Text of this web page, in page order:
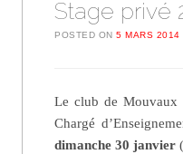
Stage privé
POSTED ON5 MARS 2014
Le club de Mouvaux
Chargé
dimanche 30 janvier